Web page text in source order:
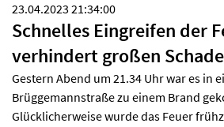
23.04.2023 21:34:00
Schnelles Eingreifen der
verhindert großen
Gestern Abend um 21.34 Uhr war es in
Brüggemannstraße zu einem Brand
Glücklicherweise wurde das Feuer